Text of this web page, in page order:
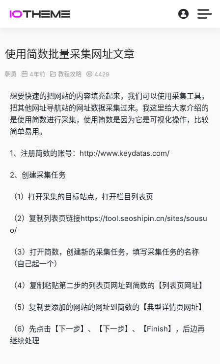
使用简数批量采集网址文章
朝勇 4年前 教程攻略 4429
想要快速的把网站的内容填充起来，我们可以使用采集工具，
把其他网址导航站的网址数据采集过来。我这里给大家介绍的
是使用简数进行采集，使用简数是因为它是可视化操作，比较
简单易用。
1、注册简数的账号：http://www.keydatas.com/
2、创建采集任务
（1）打开采集的目标站点，打开栏目列表页
（2）复制列表页链接https://tool.seoshipin.cn/sites/sousu
o/
（3）打开简数，创建新的采集任务，填写采集任务的名称
（自己起一个）
（4）复制粘贴第二步的列表页网址到简数的【列表页网址】
（5）复制要添加的网站的网址到简数的【典型详情页网址】
（6）先点击【下一步】、【下一步】、【Finish】，后边再
继续处理